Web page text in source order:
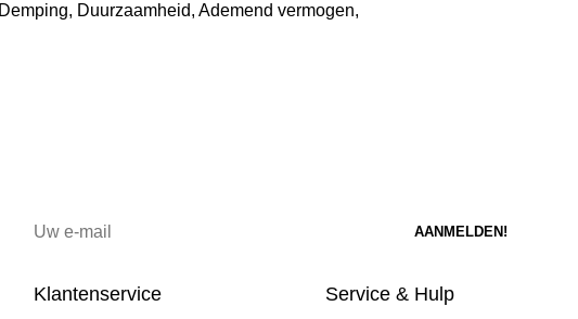
Duurzaamheid, Ademend vermogen,
Klantenservice Service & Hulp